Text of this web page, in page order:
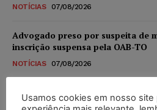
NOTÍCIAS 07/08/2026
Advogado preso por suspeita de
inscrição suspensa pela OAB-TO
NOTÍCIAS 07/08/2026
STF amplia isenção de IBS e CBS
novos para pessoas com
Usamos cookies em nosso site